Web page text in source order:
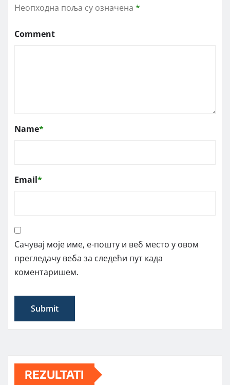
Неопходна поља су означена *
Comment
Name*
Email*
Сачувај моје име, е-пошту и веб место у овом
прегледачу веба за следећи пут када
коментаришем.
REZULTATI